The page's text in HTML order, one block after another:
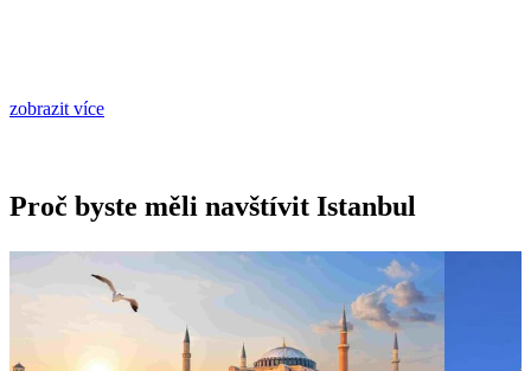
zobrazit více
Proč byste měli navštívit Istanbul